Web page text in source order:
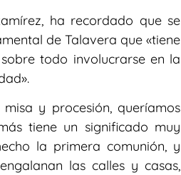
ha recordado que se
de Talavera que «tiene
todo involucrarse en la
y procesión, queríamos
tiene un significado muy
la primera comunión, y
las calles y casas,